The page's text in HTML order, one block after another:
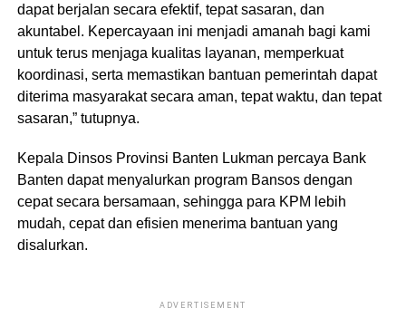
dapat berjalan secara efektif, tepat sasaran, dan
akuntabel. Kepercayaan ini menjadi amanah bagi kami
untuk terus menjaga kualitas layanan, memperkuat
koordinasi, serta memastikan bantuan pemerintah dapat
diterima masyarakat secara aman, tepat waktu, dan tepat
sasaran,” tutupnya.
Kepala Dinsos Provinsi Banten Lukman percaya Bank
Banten dapat menyalurkan program Bansos dengan
cepat secara bersamaan, sehingga para KPM lebih
mudah, cepat dan efisien menerima bantuan yang
disalurkan.
ADVERTISEMENT